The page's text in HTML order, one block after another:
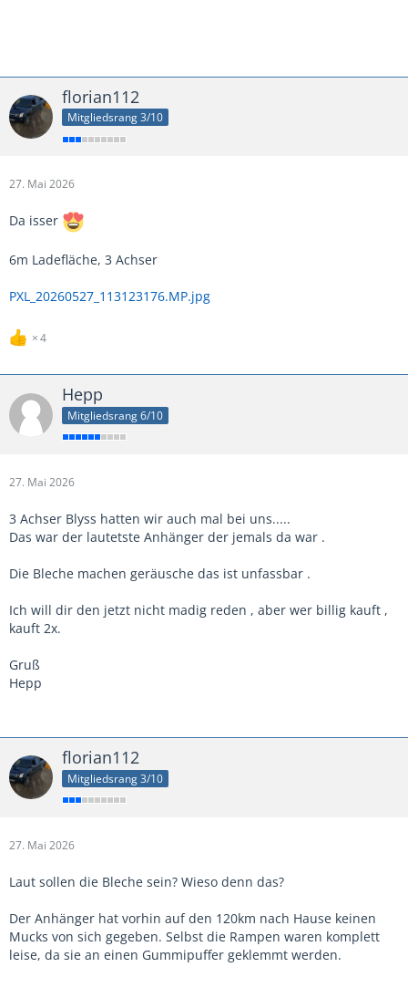
florian112
Mitgliedsrang 3/10
27. Mai 2026
Da isser
6m Ladefläche, 3 Achser
PXL_20260527_113123176.MP.jpg
4
Hepp
Mitgliedsrang 6/10
27. Mai 2026
3 Achser Blyss hatten wir auch mal bei uns.....
Das war der lautetste Anhänger der jemals da war .
Die Bleche machen geräusche das ist unfassbar .
Ich will dir den jetzt nicht madig reden , aber wer billig kauft ,
kauft 2x.
Gruß
Hepp
florian112
Mitgliedsrang 3/10
27. Mai 2026
Laut sollen die Bleche sein? Wieso denn das?
Der Anhänger hat vorhin auf den 120km nach Hause keinen
Mucks von sich gegeben. Selbst die Rampen waren komplett
leise, da sie an einen Gummipuffer geklemmt werden.